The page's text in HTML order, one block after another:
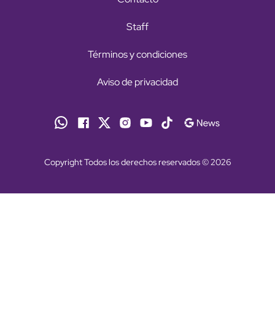
Staff
Términos y condiciones
Aviso de privacidad
Copyright Todos los derechos reservados © 2026